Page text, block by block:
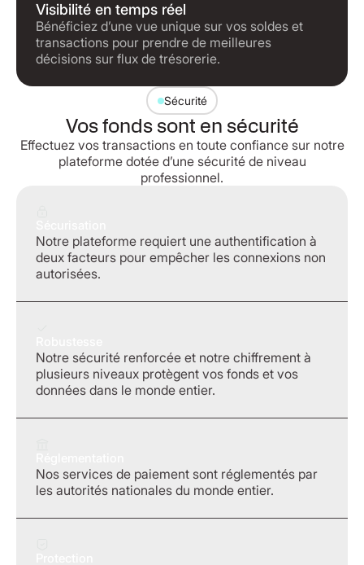
Visibilité en temps réel
Bénéficiez d’une vue unique sur vos soldes et
transactions pour prendre de meilleures
décisions sur flux de trésorerie.
Sécurité
Vos fonds sont en sécurité
Effectuez vos transactions en toute confiance sur notre
plateforme dotée d’une sécurité de niveau
professionnel.
Notre plateforme requiert une authentification à
deux facteurs pour empêcher les connexions non
autorisées.
Notre sécurité renforcée et notre chiffrement à
plusieurs niveaux protègent vos fonds et vos
données dans le monde entier.
Nos services de paiement sont réglementés par
les autorités nationales du monde entier.